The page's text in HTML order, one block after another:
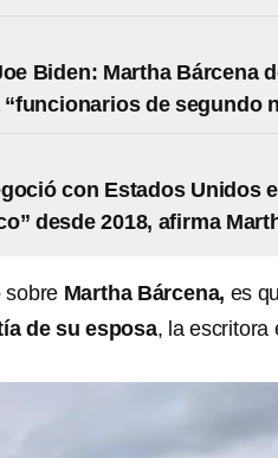
Biden: Martha Bárcena
de segundo
con Estados Unidos
desde 2018, afirma
sobre Martha Bárcena, es
de su esposa, la escritora